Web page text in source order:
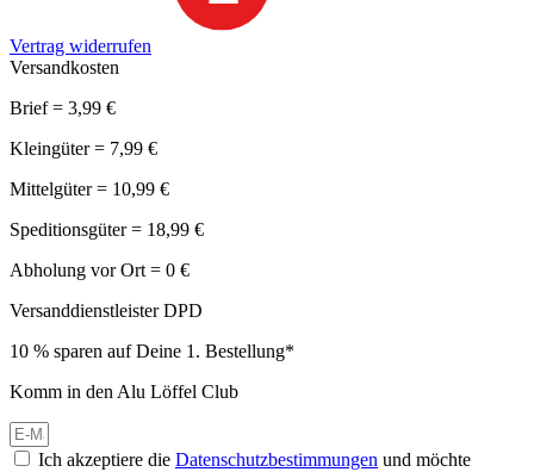
Vertrag widerrufen
Versandkosten
Brief = 3,99 €
Kleingüter = 7,99 €
Mittelgüter = 10,99 €
Speditionsgüter = 18,99 €
Abholung vor Ort = 0 €
Versanddienstleister DPD
10 % sparen auf Deine 1. Bestellung*
Komm in den Alu Löffel Club
Ich akzeptiere die Datenschutzbestimmungen und möchte